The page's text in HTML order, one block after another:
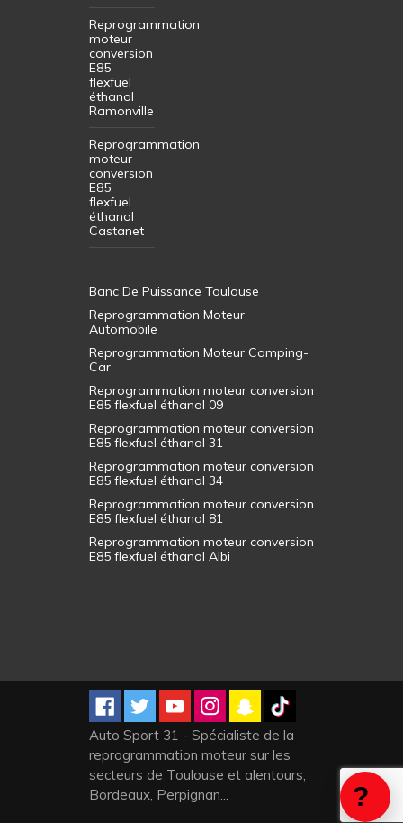
Reprogrammation
moteur
conversion
E85
flexfuel
éthanol
Ramonville
Reprogrammation
moteur
conversion
E85
flexfuel
éthanol
Castanet
Banc De Puissance Toulouse
Reprogrammation Moteur
Automobile
Reprogrammation Moteur Camping-
Car
Reprogrammation moteur conversion
E85 flexfuel éthanol 09
Reprogrammation moteur conversion
E85 flexfuel éthanol 31
Reprogrammation moteur conversion
E85 flexfuel éthanol 34
Reprogrammation moteur conversion
E85 flexfuel éthanol 81
Reprogrammation moteur conversion
E85 flexfuel éthanol Albi
Auto Sport 31 - Spécialiste de la
reprogrammation moteur sur les
secteurs de Toulouse et alentours,
Bordeaux, Perpignan...